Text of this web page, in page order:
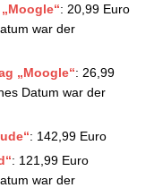
: 20,99 Euro
war der
„Moogle“: 26,99
Datum war der
: 142,99 Euro
: 121,99 Euro
war der